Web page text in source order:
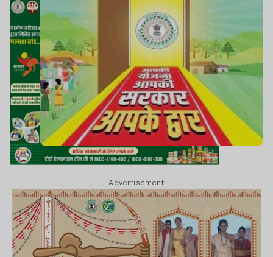
Advertisement